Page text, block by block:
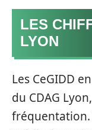
LES
LYON
Les CeGIDD
du CDAG
fréquentation.